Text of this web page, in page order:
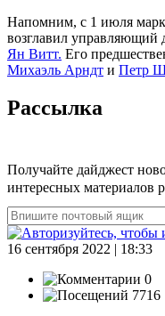
Напомним, с 1 июля
возглавил управляющий
Ян Витт. Его
Михаэль Арндт и Петр
Рассылка
Получайте дайджест
интересных материалов
16 сентября 2022 | 18:33
0
7716